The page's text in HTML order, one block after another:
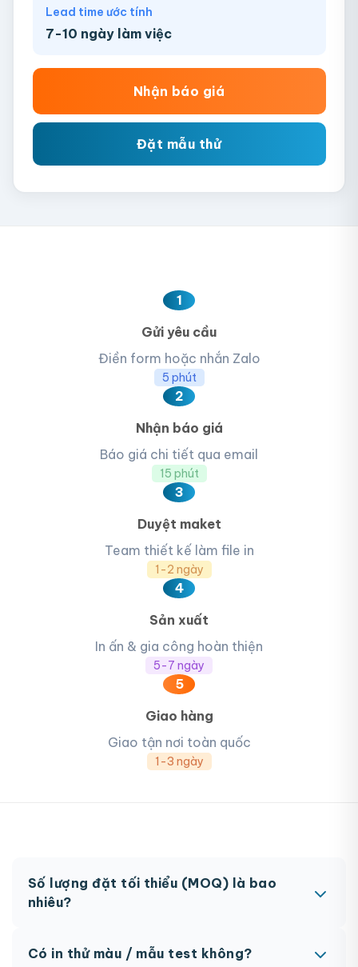
Lead time ước tính
7-10 ngày làm việc
Nhận báo giá
Đặt mẫu thử
1
Gửi yêu cầu
Điền form hoặc nhắn Zalo
5 phút
2
Nhận báo giá
Báo giá chi tiết qua email
15 phút
3
Duyệt maket
Team thiết kế làm file in
1-2 ngày
4
Sản xuất
In ấn & gia công hoàn thiện
5-7 ngày
5
Giao hàng
Giao tận nơi toàn quốc
1-3 ngày
Số lượng đặt tối thiểu (MOQ) là bao
nhiêu?
đặc biệt có thể có MOQ khác nhau.
Có in thử màu / mẫu test không?